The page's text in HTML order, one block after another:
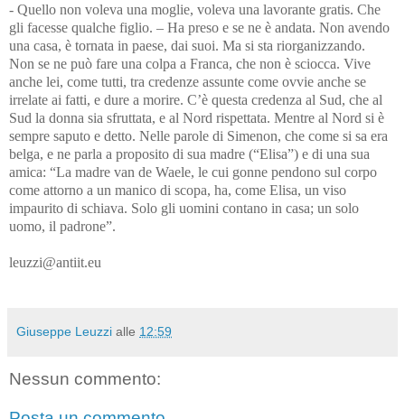
- Quello non voleva una moglie, voleva una lavorante gratis. Che
gli facesse qualche figlio. – Ha preso e se ne è andata. Non avendo
una casa, è tornata in paese, dai suoi. Ma si sta riorganizzando.
Non se ne può fare una colpa a Franca, che non è sciocca. Vive
anche lei, come tutti, tra credenze assunte come ovvie anche se
irrelate ai fatti, e dure a morire. C’è questa credenza al Sud, che al
Sud la donna sia sfruttata, e al Nord rispettata. Mentre al Nord si è
sempre saputo e detto. Nelle parole di Simenon, che come si sa era
belga, e ne parla a proposito di sua madre (“Elisa”) e di una sua
amica: “La madre van de Waele, le cui gonne pendono sul corpo
come attorno a un manico di scopa, ha, come Elisa, un viso
impaurito di schiava. Solo gli uomini contano in casa; un solo
uomo, il padrone”.
leuzzi@antiit.eu
Giuseppe Leuzzi alle 12:59
Nessun commento: